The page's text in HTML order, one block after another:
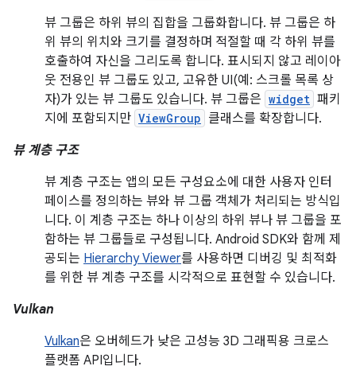
뷰 그룹은 하위 뷰의 집합을 그룹화합니다. 뷰 그룹은 하
위 뷰의 위치와 크기를 결정하며 적절할 때 각 하위 뷰를
호출하여 자신을 그리도록 합니다. 표시되지 않고 레이아
웃 전용인 뷰 그룹도 있고, 고유한 UI(예: 스크롤 목록 상
자)가 있는 뷰 그룹도 있습니다. 뷰 그룹은 widget 패키
지에 포함되지만 ViewGroup 클래스를 확장합니다.
뷰 계층 구조
뷰 계층 구조는 앱의 모든 구성요소에 대한 사용자 인터
페이스를 정의하는 뷰와 뷰 그룹 객체가 처리되는 방식입
니다. 이 계층 구조는 하나 이상의 하위 뷰나 뷰 그룹을 포
함하는 뷰 그룹들로 구성됩니다. Android SDK와 함께 제
공되는 Hierarchy Viewer를 사용하면 디버깅 및 최적화
를 위한 뷰 계층 구조를 시각적으로 표현할 수 있습니다.
Vulkan
Vulkan은 오버헤드가 낮은 고성능 3D 그래픽용 크로스
플랫폼 API입니다.